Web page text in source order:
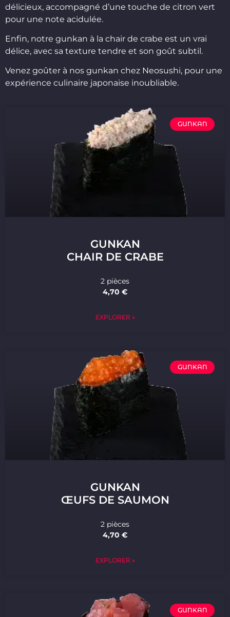
délicieux, accompagné d’une touche de citron vert
pour une note acidulée.
Enfin, notre gunkan à la chair de crabe est un vrai
délice, avec sa texture tendre et son goût subtil.
Venez goûter à nos gunkan chez Neosushi, pour une
expérience culinaire japonaise inoubliable.
GUNKAN
GUNKAN
CHAIR DE CRABE
2 pièces
4,70 €
EXPLORER »
GUNKAN
GUNKAN
ŒUFS DE SAUMON
2 pièces
4,70 €
EXPLORER »
GUNKAN